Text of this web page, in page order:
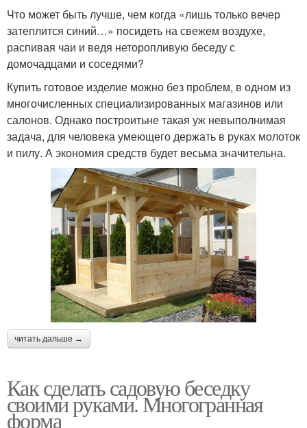
Что может быть лучше, чем когда «лишь только вечер
затеплится синий…» посидеть на свежем воздухе,
распивая чаи и ведя неторопливую беседу с
домочадцами и соседями?
Купить готовое изделие можно без проблем, в одном из
многочисленных специализированных магазинов или
салонов. Однако построитьне такая уж невыполнимая
задача, для человека умеющего держать в руках молоток
и пилу. А экономия средств будет весьма значительна.
читать дальше →
Как сделать садовую беседку
своими руками. Многогранная
форма